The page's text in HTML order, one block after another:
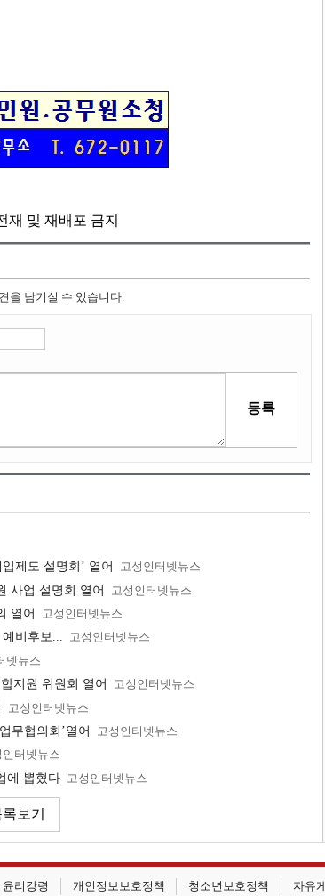
재 및 재배포 금지
을 남기실 수 있습니다.
제도 설명회’ 열어
고성인터넷뉴스
사업 설명회 열어
고성인터넷뉴스
열어
고성인터넷뉴스
비후보... 고성인터넷뉴스
넷뉴스
지원 위원회 열어
고성인터넷뉴스
고성인터넷뉴스
무협의회’열어
고성인터넷뉴스
인터넷뉴스
에 뽑혔다 고성인터넷뉴스
윤리강령 개인정보보호정책 청소년보호정책 자유